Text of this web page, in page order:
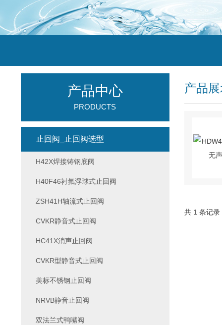
产品
共 1 条记
产品中心
PRODUCTS
止回阀_止回阀选型
H42X焊接铸钢底阀
H40F46衬氟浮球式止回阀
ZSH41H轴流式止回阀
CVKR静音式止回阀
HC41X消声止回阀
CVKR型静音式止回阀
美标不锈钢止回阀
NRVB静音止回阀
双法兰式鸭嘴阀